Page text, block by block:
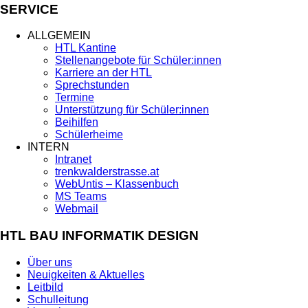
SERVICE
ALLGEMEIN
HTL Kantine
Stellenangebote für Schüler:innen
Karriere an der HTL
Sprechstunden
Termine
Unterstützung für Schüler:innen
Beihilfen
Schülerheime
INTERN
Intranet
trenkwalderstrasse.at
WebUntis – Klassenbuch
MS Teams
Webmail
HTL BAU INFORMATIK DESIGN
Über uns
Neuigkeiten & Aktuelles
Leitbild
Schulleitung